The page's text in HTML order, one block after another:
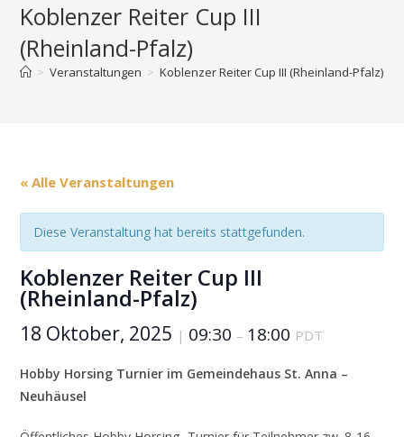
Koblenzer Reiter Cup III
(Rheinland-Pfalz)
> Veranstaltungen > Koblenzer Reiter Cup III (Rheinland-Pfalz)
« Alle Veranstaltungen
Diese Veranstaltung hat bereits stattgefunden.
Koblenzer Reiter Cup III
(Rheinland-Pfalz)
18 Oktober, 2025 | 09:30 – 18:00 PDT
Hobby Horsing Turnier im Gemeindehaus St. Anna –
Neuhäusel